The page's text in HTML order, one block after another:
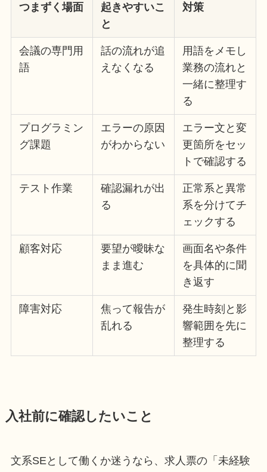
つまずく場面
起きやすいこ
と
対策
会議の専門用
語
話の流れが追
えなくなる
用語をメモし
業務の流れと
一緒に整理す
る
プログラミン
グ課題
エラーの原因
がわからない
エラー文と変
更箇所をセッ
トで確認する
テスト作業
確認漏れが出
る
正常系と異常
系を分けてチ
ェックする
顧客対応
要望が曖昧な
まま進む
画面名や条件
を具体的に聞
き返す
障害対応
焦って報告が
乱れる
発生時刻と影
響範囲を先に
整理する
入社前に確認したいこと
文系SEとして働くか迷うなら、求人票の「未経験